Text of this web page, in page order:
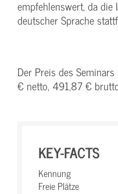
empfehlenswert, da
deutscher Sprache
Der Preis des
€ netto, 491,87 €
KEY-FACTS
Kennung
Freie Plätze